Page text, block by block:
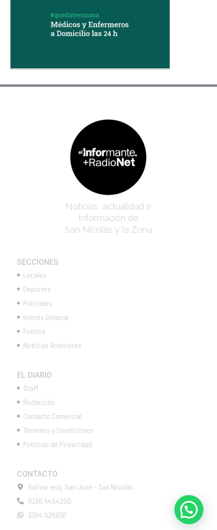
Noticias, actualidad e
Información de
San Nicolás y la Zona
SECCIONES
Locales
Deportes
Policiales
Interés General
Política
Noticias Anteriores
EL DIARIO
Staff
Redacción
Contacto Comercial
Términos y Condiciones
Políticas de Privacidad
CONTACTO
Bolivar esq. San José - San Nicolás
0336 4454200
3364 026930